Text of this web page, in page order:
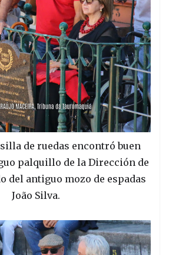
de ruedas encontró buen
palquillo de la Dirección de
del antiguo mozo de espadas
João Silva.